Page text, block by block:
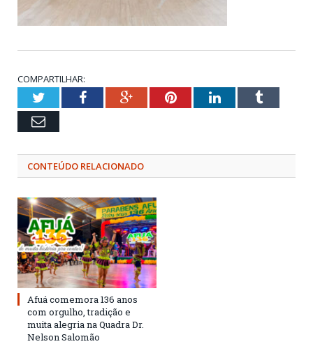
COMPARTILHAR:
TwitterFacebookGoogle+PinterestLinkedInTumblr
Email
CONTEÚDO RELACIONADO
Afuá comemora 136 anos
com orgulho, tradição e
muita alegria na Quadra Dr.
Nelson Salomão